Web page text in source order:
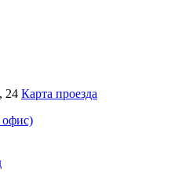
24 Карта проезда